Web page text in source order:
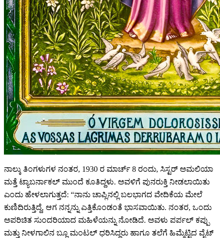
ನಾಲ್ಕು ತಿಂಗಳುಗಳ ನಂತರ, 1930 ರ ಮಾರ್ಚ್ 8 ರಂದು, ಸಿಸ್ಟರ್ ಅಮಲಿಯಾ
ಮತ್ತೆ ಟ್ಯಾಬರ್ನಾಕಲ್ ಮುಂದೆ ಕೂತಿದ್ದಳು. ಅವಳಿಗೆ ಪುನರುಕ್ತಿ ನೀಡಲಾಯಿತು
ಎಂದು ಹೇಳಲಾಗುತ್ತದೆ: “ನಾನು ಚಾಪ್ಲಿನಲ್ಲಿ ಬಲಭಾಗದ ವೇದಿಕೆಯ ಮೇಲೆ
ಕುಣಿದಿರುತ್ತಿದ್ದೆ, ಆಗ ನನ್ನನ್ನು ಎತ್ತಿಕೊಂಡಂತೆ ಭಾಸವಾಯಿತು. ನಂತರ, ಒಂದು
ಅಪರಿಚಿತ ಸುಂದರಿಯಾದ ಮಹಿಳೆಯನ್ನು ನೋಡಿದೆ. ಅವಳು ಪರ್ಪಲ್ ಕಪ್ಪು
ಮತ್ತು ನೀಳಗಾಲಿನ ಬ್ಲೂ ಮಂಟಲ್ ಧರಿಸಿದ್ದರು ಹಾಗೂ ತಲೆಗೆ ಹಿಮ್ಮೆಟ್ಟಿದ ವೈಟ್